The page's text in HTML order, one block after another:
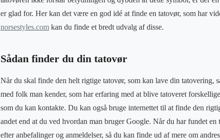
er glad for. Her kan det være en god idé at finde en tatovør, som har
norsestyles.com kan du finde et bredt udvalg af disse.
Sådan finder du din tatovør
Når du skal finde den helt rigtige tatovør, som kan lave din tatovering,
med folk man kender, som har erfaring med at blive tatoveret
som du kan kontakte. Du kan også bruge internettet til at finde den
andet end at du ved hvordan man bruger Google. Når du har fundet
efter anbefalinger og anmeldelser, så du kan finde ud af mere om